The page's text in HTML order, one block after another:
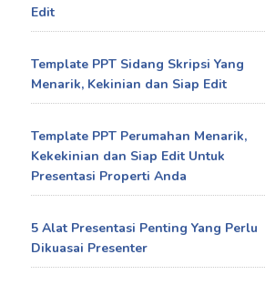
Edit
Template PPT Sidang Skripsi Yang
Menarik, Kekinian dan Siap Edit
Template PPT Perumahan Menarik,
Kekekinian dan Siap Edit Untuk
Presentasi Properti Anda
5 Alat Presentasi Penting Yang Perlu
Dikuasai Presenter